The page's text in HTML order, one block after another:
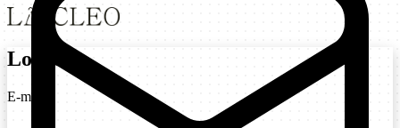
Login
E-mail